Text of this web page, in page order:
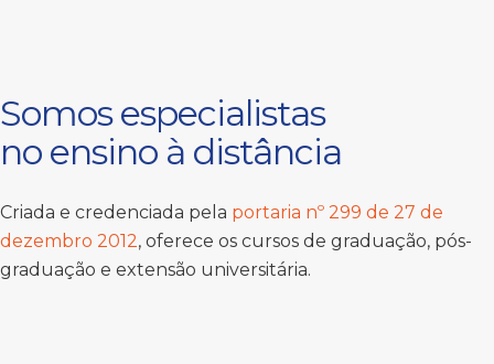
Somos especialistas
no ensino à distância
Criada e credenciada pela portaria nº 299 de 27 de
dezembro 2012, oferece os cursos de graduação, pós-
graduação e extensão universitária.